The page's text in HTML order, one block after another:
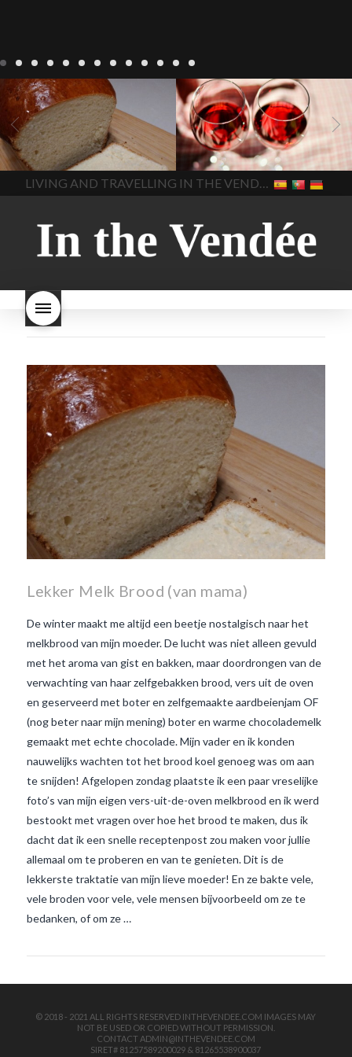
Recepten Wonen
baken in
Frankrijk bakken in de
Vendee
brood bakken
brood met gist gist brood
het beste brood hoe moet
ik brood bakken is melk
brood gezond is melkbrood
gezond mama's brood melk
brood melk brood en
wat is melkbrood
zijn melk
brood en brioche hetzelfde
brood
In The Vendee
Blog Wonen beaujolais
2022 Beaujolais Nouveau
2022 De wijnmakers laten
de druiventrossen gisten in
een anaërobe donderdag
17 november 2022 is
beaujolais dag hoe lang is
Beaujolais Nouveau
houdbaar hoeveel flessen
verkocht
is Beaujolais
Nouveau een fruitige wijn
kooldioxiderijke omgeving.
Nouveau naar? wat is
wanneer is beaujolais dag
wanneer is beaujolais
nouveau dag
van Beaujolais Nouveau
is de traditie rond beaujolais
nouveau
wat maakt
Beaujolais Nouveau zo
speciaal
wat zijn tannines
witte beaujolais nouveau
In The Vendee
Lekker Melk Brood (van mama)
De winter maakt me altijd een beetje nostalgisch naar het
melkbrood van mijn moeder. De lucht was niet alleen gevuld
met het aroma van gist en bakken, maar doordrongen van de
verwachting van haar zelfgebakken brood, vers uit de oven
en geserveerd met boter en zelfgemaakte aardbeienjam OF
(nog beter naar mijn mening) boter en warme chocolademelk
gemaakt met echte chocolade. Mijn vader en ik konden
nauwelijks wachten tot het brood koel genoeg was om aan
te snijden! Afgelopen zondag plaatste ik een paar vreselijke
foto’s van mijn eigen vers-uit-de-oven melkbrood en ik werd
bestookt met vragen over hoe het brood te maken, dus ik
dacht dat ik een snelle receptenpost zou maken voor jullie
allemaal om te proberen en van te genieten. Dit is de
lekkerste traktatie van mijn lieve moeder! En ze bakte vele,
vele broden voor vele, vele mensen bijvoorbeeld om ze te
bedanken, of om ze …
© 2018 - 2021 ALL RIGHTS RESERVED INTHEVENDEE.COM IMAGES MAY
NOT BE USED OR COPIED WITHOUT PERMISSION.
CONTACT ADMIN@INTHEVENDEE.COM
SIRET# 81257589200029 & 81265538900037